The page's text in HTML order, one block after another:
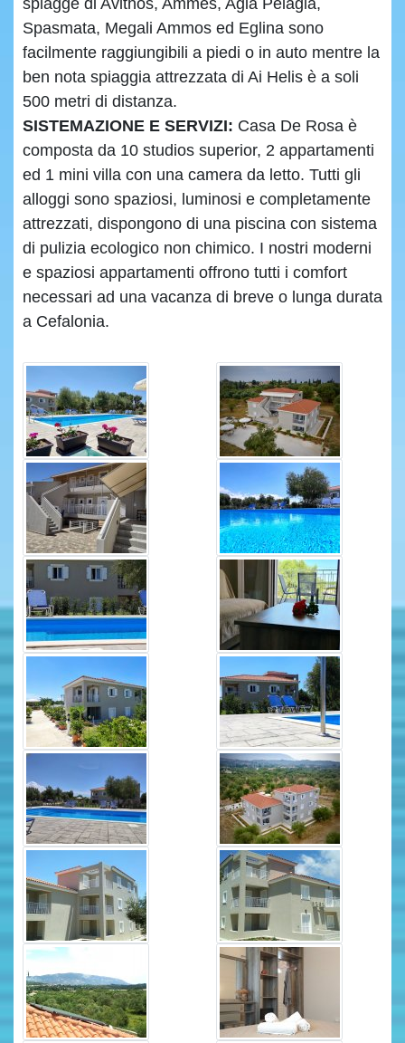
spiagge di Avithos, Ammes, Agia Pelagia,
Spasmata, Megali Ammos ed Eglina sono
facilmente raggiungibili a piedi o in auto mentre la
ben nota spiaggia attrezzata di Ai Helis è a soli
500 metri di distanza.
SISTEMAZIONE E SERVIZI: Casa De Rosa è
composta da 10 studios superior, 2 appartamenti
ed 1 mini villa con una camera da letto. Tutti gli
alloggi sono spaziosi, luminosi e completamente
attrezzati, dispongono di una piscina con sistema
di pulizia ecologico non chimico. I nostri moderni
e spaziosi appartamenti offrono tutti i comfort
necessari ad una vacanza di breve o lunga durata
a Cefalonia.